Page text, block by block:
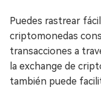
Puedes rastrear
criptomonedas
transacciones a
la exchange de
también puede